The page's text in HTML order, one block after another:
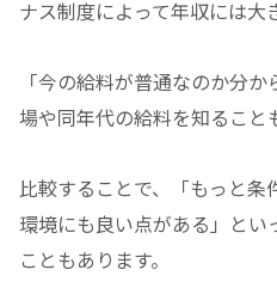
ナス制度によって年収には大
「今の給料が普通なのか分
場や同年代の給料を知ること
比較することで、「もっと
環境にも良い点がある」とい
こともあります。